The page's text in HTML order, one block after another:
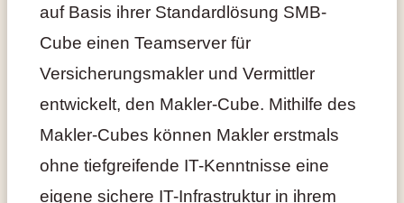
auf Basis ihrer Standardlösung SMB-
Cube einen Teamserver für
Versicherungsmakler und Vermittler
entwickelt, den Makler-Cube. Mithilfe des
Makler-Cubes können Makler erstmals
ohne tiefgreifende IT-Kenntnisse eine
eigene sichere IT-Infrastruktur in ihrem